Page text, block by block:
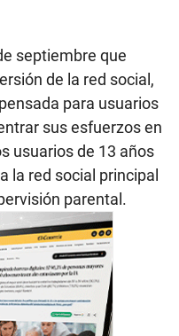
septiembre que
de la red social,
para usuarios
sus esfuerzos en
usuarios de 13 años
la red social principal
parental.